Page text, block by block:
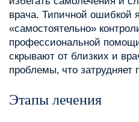
врача. Типичной ошибкой
«самостоятельно»
профессиональной
скрывают от близких и
проблемы‚ что затрудняет
Этапы лечения